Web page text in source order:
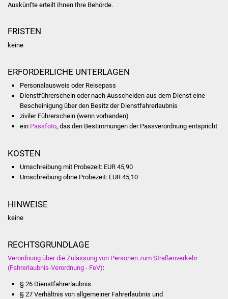
Bildung
Schulen
Kindergärten
Volkshochschule
Fachteam Jugend
Auskünfte erteilt Ihnen Ihre Behörde.
FRISTEN
keine
ERFORDERLICHE UNTERLAGEN
Personalausweis oder Reisepass
Dienstführerschein oder nach Ausscheiden aus dem Dienst eine
Bescheinigung über den Besitz der Dienstfahrerlaubnis
ziviler Führerschein (wenn vorhanden)
ein Passfoto, das den Bestimmungen der Passverordnung entspricht
KOSTEN
Umschreibung mit Probezeit: EUR 45,90
Umschreibung ohne Probezeit: EUR 45,10
HINWEISE
keine
RECHTSGRUNDLAGE
Verordnung über die Zulassung von Personen zum Straßenverkehr
(Fahrerlaubnis-Verordnung - FeV):
§ 26 Dienstfahrerlaubnis
§ 27 Verhältnis von allgemeiner Fahrerlaubnis und